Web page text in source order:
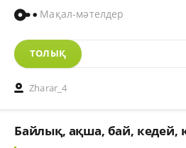
Мақал-мәтелдер
ТОЛЫҚ
Zharar_4
Байлық, ақша, бай, кедей,